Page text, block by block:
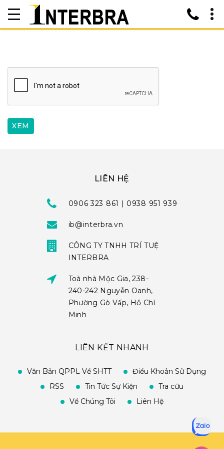
LIÊN HỆ
0906 323 861 | 0938 951 939
ib@interbra.vn
CÔNG TY TNHH TRÍ TUỆ
INTERBRA
Toà nhà Mộc Gia, 238-
240-242 Nguyễn Oanh,
Phường Gò Vấp, Hồ Chí
Minh
LIÊN KẾT NHANH
Văn Bản QPPL Về SHTT
Điều Khoản Sử Dụng
RSS
Tin Tức Sự Kiện
Tra cứu
Về Chúng Tôi
Liên Hệ